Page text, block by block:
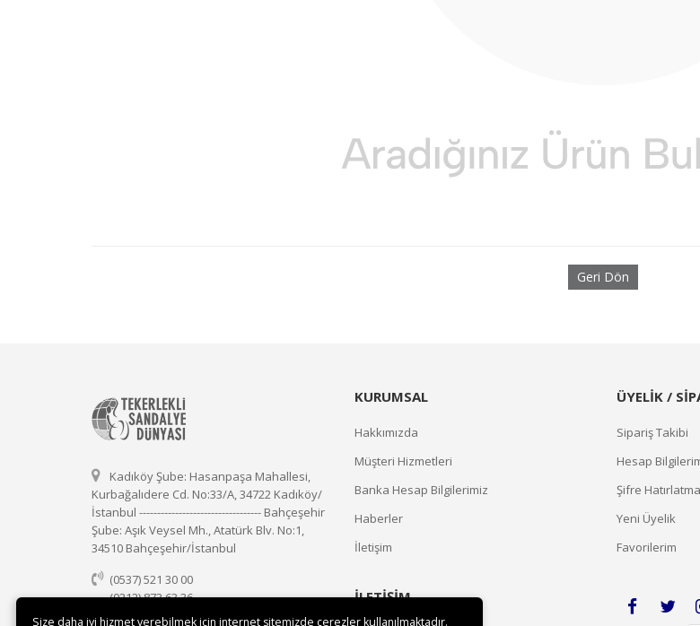
Geri Dön
Kadıköy Şube: Hasanpaşa Mahallesi,
Kurbağalıdere Cd. No:33/A, 34722 Kadıköy/
İstanbul ---------------------------------- Bahçeşehir
Şube: Aşık Veysel Mh., Atatürk Blv. No:1,
34510 Bahçeşehir/İstanbul
(0537) 521 30 00
(0212) 873 63 36
(0537) 521 30 00
KURUMSAL
Hakkımızda
Müşteri Hizmetleri
Banka Hesap Bilgilerimiz
Haberler
İletişim
ÜYELİK /
Sipariş Takibi
Hesap
Şifre Hatırlatma
Yeni Üyelik
Favorilerim
İLETİŞİM
Size daha iyi hizmet verebilmek için internet sitemizde çerezler kullanılmaktadır.